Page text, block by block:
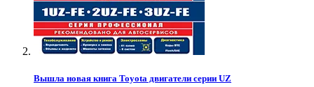
Вышла новая книга Toyota двигатели серии UZ